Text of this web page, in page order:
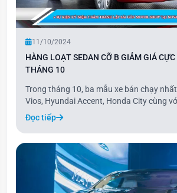
11/10/2024
HÀNG LOẠT SEDAN CỠ B GIẢM GIÁ
THÁNG 10
Trong tháng 10, ba mẫu xe bán chạy
Vios, Hyundai Accent, Honda City cùng
Nissan Almera, Mitsubishi Attrage, Kia
giảm giá hàng chục triệu đồng.
Đọc tiếp